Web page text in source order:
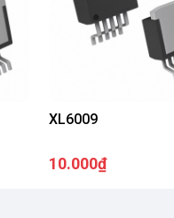
XL6009
10.000₫